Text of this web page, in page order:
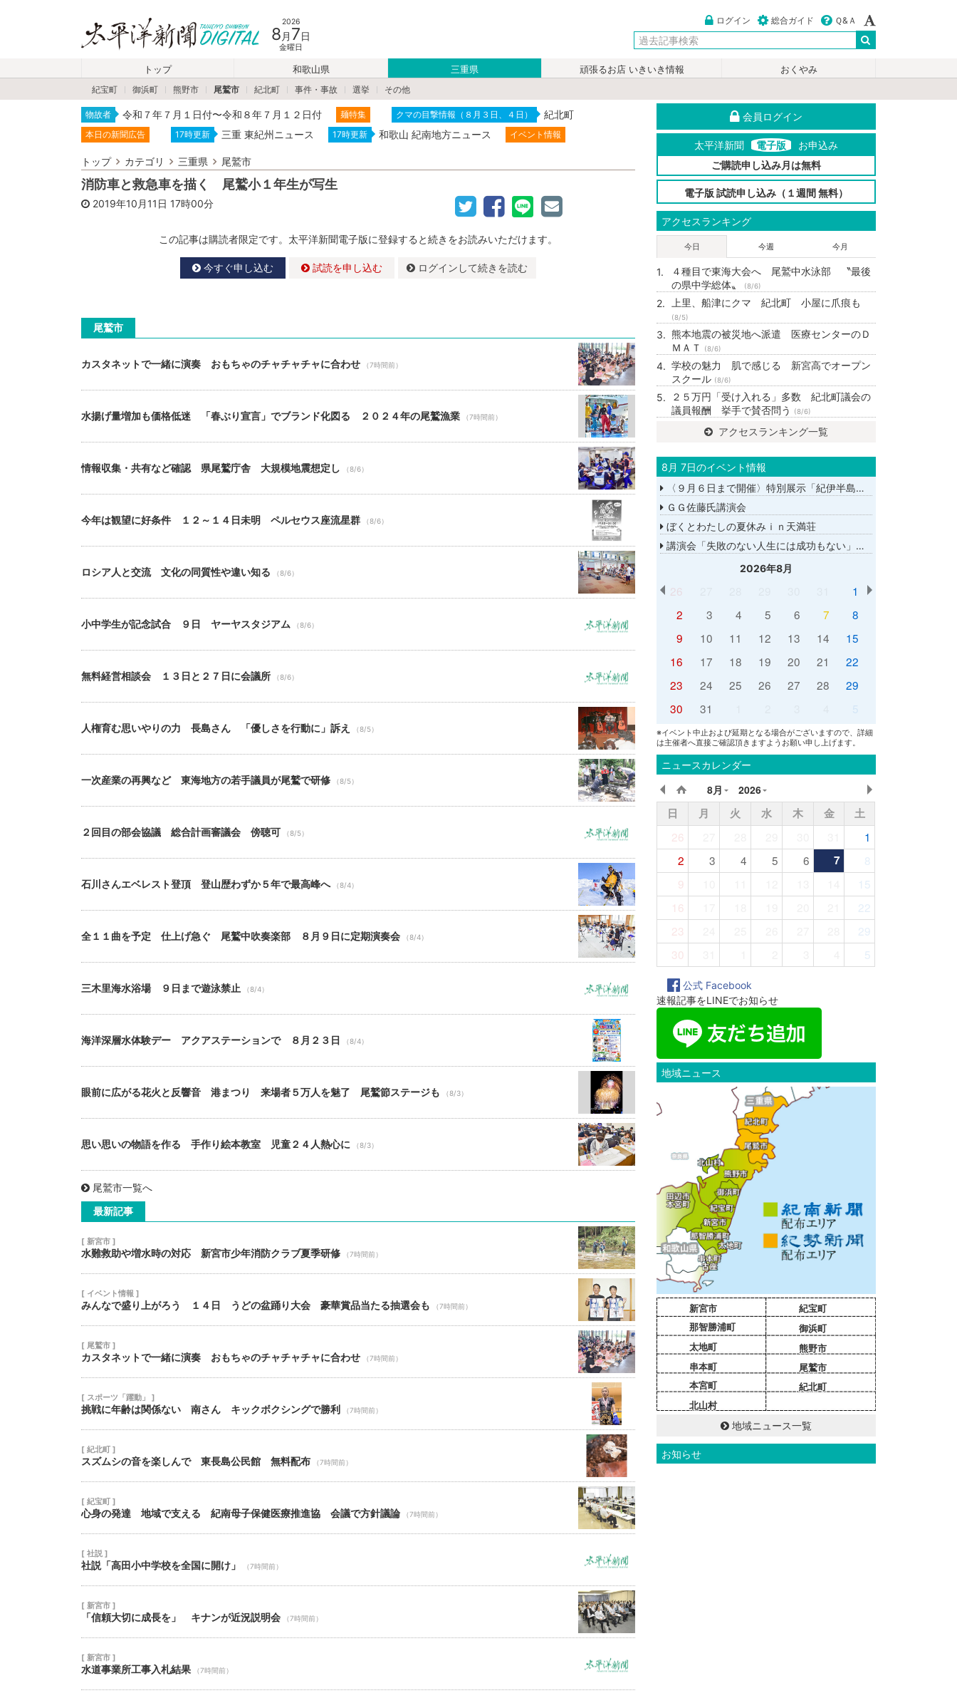
2026
8 月 7日
金曜日
ログイン 総合ガイド Ｑ&Ａ
トップ 和歌山県 三重県 頑張るお店 いきいき情報
おくやみ
紀宝町
御浜町 熊野市 尾鷲市 紀北町 事件・事故 選挙 その他
物故者 令和７年７月１日付〜令和８年７月１２日付 麺特集 クマの目撃情報（８月３日、４日） 紀北町
本日の新聞広告 17時更新 三重 東紀州ニュース 17時更新 和歌山 紀南地方ニュース イベント情報
トップ カテゴリ 三重県 尾鷲市
消防車と救急車を描く 尾鷲小１年生が写生
2019年10月11日 17時00分
この記事は購読者限定です。太平洋新聞電子版に登録すると続きをお読みいただけます。
今すぐ申し込む 試読を申し込む ログインして続きを読む
尾鷲市
カスタネットで一緒に演奏 おもちゃのチャチャチャに合わせ （7時間前）
水揚げ量増加も価格低迷 「春ぶり宣言」でブランド化図る ２０２４年の尾鷲漁業 （7時間前）
情報収集・共有など確認 県尾鷲庁舎 大規模地震想定し （8/6）
今年は観望に好条件 １２～１４日未明 ペルセウス座流星群 （8/6）
ロシア人と交流 文化の同質性や違い知る （8/6）
小中学生が記念試合 ９日 ヤーヤスタジアム （8/6）
無料経営相談会 １３日と２７日に会議所 （8/6）
人権育む思いやりの力 長島さん 「優しさを行動に」訴え （8/5）
一次産業の再興など 東海地方の若手議員が尾鷲で研修 （8/5）
２回目の部会協議 総合計画審議会 傍聴可 （8/5）
石川さんエベレスト登頂 登山歴わずか５年で最高峰へ （8/4）
全１１曲を予定 仕上げ急ぐ 尾鷲中吹奏楽部 ８月９日に定期演奏会 （8/4）
三木里海水浴場 ９日まで遊泳禁止 （8/4）
海洋深層水体験デー アクアステーションで ８月２３日 （8/4）
眼前に広がる花火と反響音 港まつり 来場者５万人を魅了 尾鷲節ステージも （8/3）
思い思いの物語を作る 手作り絵本教室 児童２４人熱心に （8/3）
尾鷲市一覧へ
最新記事
[ 新宮市 ]
水難救助や増水時の対応 新宮市少年消防クラブ夏季研修 （7時間前）
[ イベント情報 ]
みんなで盛り上がろう １４日 うどの盆踊り大会 豪華賞品当たる抽選会も （7時間前）
[ 尾鷲市 ]
カスタネットで一緒に演奏 おもちゃのチャチャチャに合わせ （7時間前）
[ スポーツ「躍動」 ]
挑戦に年齢は関係ない 南さん キックボクシングで勝利 （7時間前）
[ 紀北町 ]
スズムシの音を楽しんで 東長島公民館 無料配布 （7時間前）
[ 紀宝町 ]
心身の発達 地域で支える 紀南母子保健医療推進協 会議で方針議論 （7時間前）
[ 社説 ]
社説「高田小中学校を全国に開け」 （7時間前）
[ 新宮市 ]
「信頼大切に成長を」 キナンが近況説明会 （7時間前）
[ 新宮市 ]
水道事業所工事入札結果 （7時間前）
会員ログイン
太平洋新聞 電子版
お申込み
ご購読申し込み月は無料
電子版 試読申し込み（１週間 無料）
アクセスランキング
今日 今週 今月
４種目で東海大会へ 尾鷲中水泳部 〝最後
の県中学総体〟
(8/6)
上里、船津にクマ 紀北町 小屋に爪痕も
(8/5)
熊本地震の被災地へ派遣 医療センターのＤ
ＭＡＴ
(8/6)
学校の魅力 肌で感じる 新宮高でオープン
スクール (8/6)
２５万円「受け入れる」多数 紀北町議会の
議員報酬 挙手で賛否問う
(8/6)
アクセスランキング一覧
8月 7日のイベント情報
〈９月６日まで開催〉特別展示「紀伊半島大水害から１５年－あの日を忘れない－」
ＧＧ佐藤氏講演会
ぼくとわたしの夏休みｉｎ天満荘
講演会「失敗のない人生には成功もない」講師：ＧＧ佐藤さん
2026年8月
26
1
2
3 4 5 6 7
8
9
10 11 12 13 14
15
16
17 18 19 20 21
22
23
24 25 26 27 28
29
30
31 5
※イベント中止および延期となる場合がございますので、詳細
は主催者へ直接ご確認頂きますようお願い申し上げます。
ニュースカレンダー
8月 2026
日 月 火 水 木 金
土
26
1
2
3 4 5 6 7
8
9
15
16
22
23
29
30
5
公式 Facebook
速報記事をLINEでお知らせ
地域ニュース
新宮市
那智勝浦町
太地町
串本町
本宮町
北山村
紀宝町
御浜町
熊野市
尾鷲市
紀北町
地域ニュース一覧
お知らせ